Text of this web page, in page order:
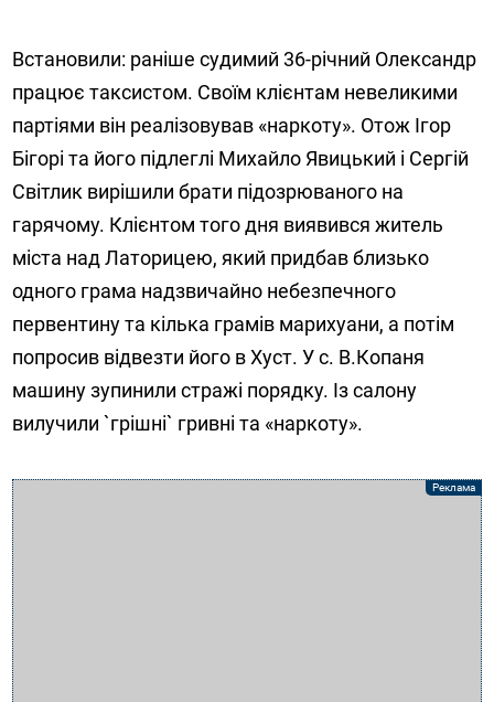
Встановили: раніше судимий 36-річний Олександр
працює таксистом. Своїм клієнтам невеликими
партіями він реалізовував «наркоту». Отож Ігор
Бігорі та його підлеглі Михайло Явицький і Сергій
Світлик вирішили брати підозрюваного на
гарячому. Клієнтом того дня виявився житель
міста над Латорицею, який придбав близько
одного грама надзвичайно небезпечного
первентину та кілька грамів марихуани, а потім
попросив відвезти його в Хуст. У с. В.Копаня
машину зупинили стражі порядку. Із салону
вилучили `грішні` гривні та «наркоту».